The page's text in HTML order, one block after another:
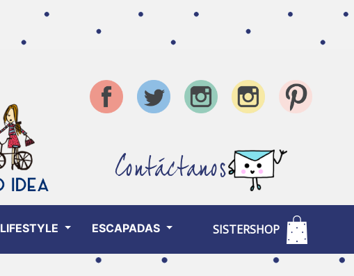
Contáctanos
LIFESTYLE ESCAPADAS SISTERSHOP